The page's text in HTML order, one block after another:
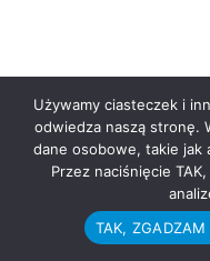
Używamy ciasteczek i
odwiedza naszą stronę.
dane osobowe, takie jak
Przez naciśnięcie
TAK, ZGADZAM